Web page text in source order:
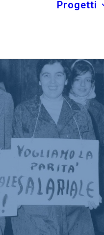
Progetti